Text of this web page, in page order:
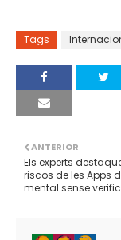
Tags
ANTERIOR
Els experts
riscos de les Apps
mental sense